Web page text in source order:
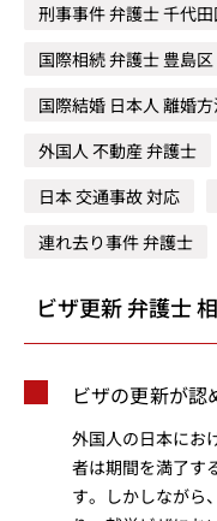
刑事事件 弁護士 千代
国際相続 弁護士 豊島区
国際結婚 日本人 離婚
外国人 不動産 弁護士
日本 交通事故 対応
連れ去り事件 弁護士
ビザ更新 弁護士
ビザの更新が
外国人の日本にお
者は期間を満了す
す。しかしながら